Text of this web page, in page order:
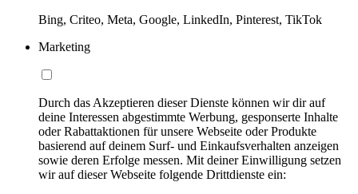
Bing, Criteo, Meta, Google, LinkedIn, Pinterest, TikTok
Marketing
Durch das Akzeptieren dieser Dienste können wir dir auf
deine Interessen abgestimmte Werbung, gesponserte Inhalte
oder Rabattaktionen für unsere Webseite oder Produkte
basierend auf deinem Surf- und Einkaufsverhalten anzeigen
sowie deren Erfolge messen. Mit deiner Einwilligung setzen
wir auf dieser Webseite folgende Drittdienste ein: